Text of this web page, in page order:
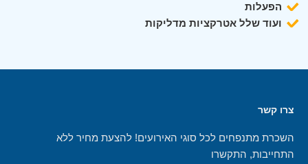
הפעלות
ועוד שלל אטרקציות מדליקות
צרו קשר
השכרת מתנפחים לכל סוגי האירועים! להצעת מחיר ללא
התחייבות, התקשרו